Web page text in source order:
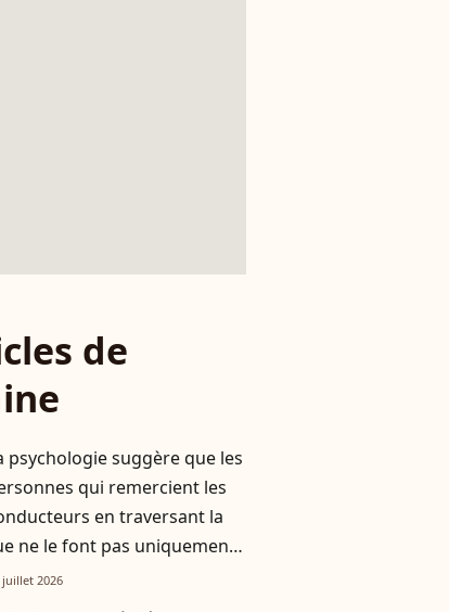
de
psychologie suggère que les
qui remercient les
en traversant la
ne le font pas uniquement
gratitude
juillet 2026